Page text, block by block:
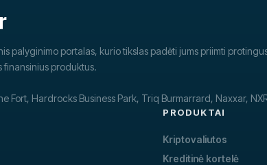
palyginimo portalas, kurio tikslas padėti jums priimti
finansinius produktus.
Fort, Hardrocks Business Park, Triq Burmarrard, Naxxar,
PRODUKTAI
Kriptovaliutos
Kreditinė kortelė